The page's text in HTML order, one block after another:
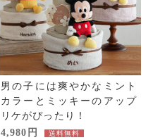
男の子には爽やかなミント
カラーとミッキーのアップ
リケがぴったり！
4,980円 送料無料